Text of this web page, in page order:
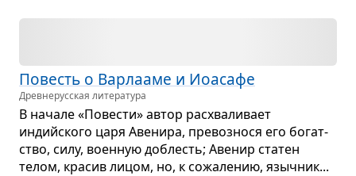
Повесть о Вар­ла­аме и Иоасафе
Древне­русская литература
В начале «Пове­сти» автор рас­хва­ли­вает
индийского царя Аве­нира, пре­воз­нося его богат­
ство, силу, воен­ную доблесть; Аве­нир ста­тен
телом, кра­сив лицом, но, к сожа­ле­нию, языч­ник...